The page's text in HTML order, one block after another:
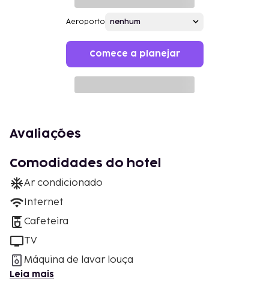
Aeroporto
Comece a planejar
Avaliações
Comodidades do hotel
Ar condicionado
Internet
Cafeteira
TV
Máquina de lavar louça
Leia mais